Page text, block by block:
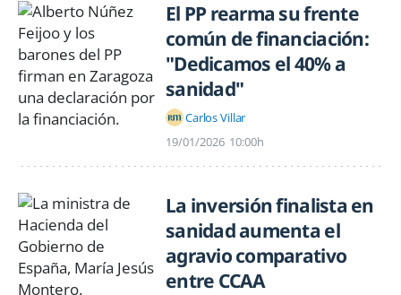
El PP rearma su frente
común de financiación:
"Dedicamos el 40% a
sanidad"
Carlos Villar
19/01/2026 10:00h
La inversión finalista en
sanidad aumenta el
agravio comparativo
entre CCAA